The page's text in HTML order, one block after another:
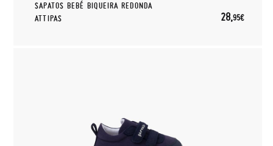
SAPATOS BEBÉ BIQUEIRA REDONDA
ATTIPAS
28,95€